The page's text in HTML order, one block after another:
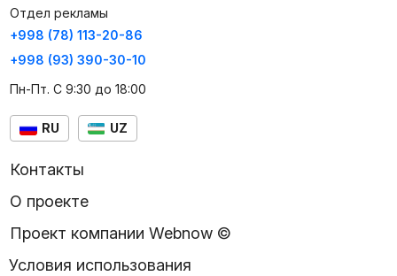
Отдел рекламы
+998 (78) 113-20-86
+998 (93) 390-30-10
Пн-Пт. С 9:30 до 18:00
RU UZ
Контакты
О проекте
Проект компании Webnow ©
Условия использования